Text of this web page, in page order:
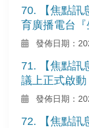
70. 【焦點訊
育廣播電台
發佈日期：
71. 【焦點訊
議上正式啟動
發佈日期：
72. 【焦點訊